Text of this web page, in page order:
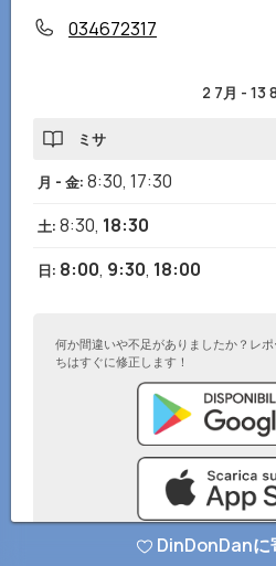
034672317
2 7月 - 13
ミサ
月 - 金: 8:30, 17:30
土: 8:30, 18:30
日: 8:00, 9:30, 18:00
何か間違いや不足がありましたか？レ
ちはすぐに修正します！
DinDonDanに